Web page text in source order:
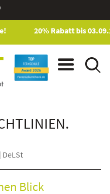
20% Rabatt bis
Blick